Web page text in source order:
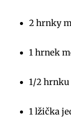
2 hrnky
1 hrnek
1/2
1 lžička